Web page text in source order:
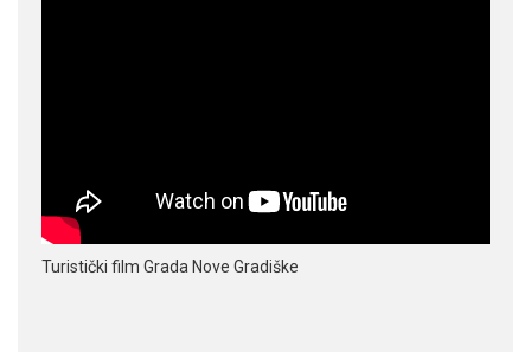
Turistički film Grada Nove Gradiške